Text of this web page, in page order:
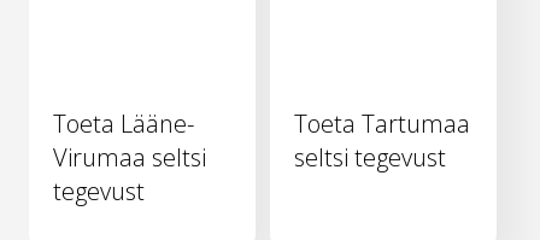
Toeta Lääne-
Virumaa seltsi
tegevust
Toeta Tartumaa
seltsi tegevust